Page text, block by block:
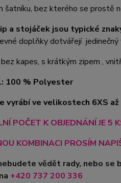
šatníku, bez kterého se prostě
a stojáček jsou typické
doplňky dotvářejí
kapes, s krátkým zipem ,
100 % Polyester
vyrábí ve velikostech 6XS až
POČET K OBJEDNÁNÍ JE 5
KOMBINACI PROSÍM
vědět rady, nebo
+420 737 200 336